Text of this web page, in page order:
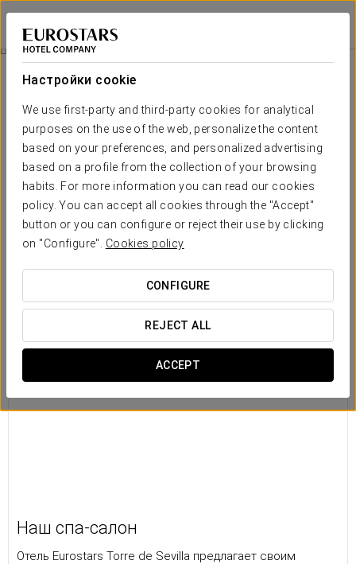
Настройки cookie
We use first-party and third-party cookies for analytical
purposes on the use of the web, personalize the content
based on your preferences, and personalized advertising
based on a profile from the collection of your browsing
habits. For more information you can read our cookies
policy. You can accept all cookies through the "Accept"
button or you can configure or reject their use by clicking
on "Configure". Cookies policy
CONFIGURE
REJECT ALL
ACCEPT
Eurostars Torre Sevilla
СЕВИЛЬЯ
Spa
Откройте для себя оазис благополучия и релаксации,
созданный для заботы о вашем теле и гармонии вашего
разума. Погрузитесь в наш эксклюзивный спа и
насладитесь полным набором процедур, предназначенных
для тонизации, очищения и восстановления энергии.
Забронировать процедуру
Наш спа-салон
Отель Eurostars Torre de Sevilla предлагает своим